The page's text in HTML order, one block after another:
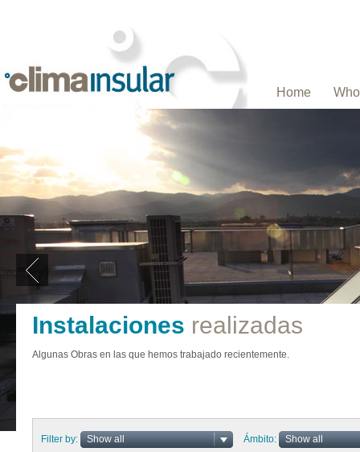
Home
Instalaciones realizadas
Algunas Obras en las que hemos trabajado recientemente.
Filter by: Show all Ámbito: Show all